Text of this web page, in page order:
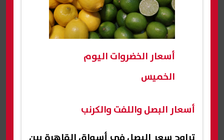
أسعار الخضروات اليوم
الخميس
أسعار البصل واللفت والكرنب